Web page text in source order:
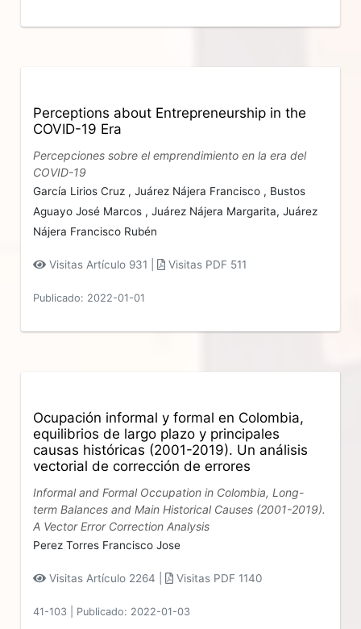
Perceptions about Entrepreneurship in the
COVID-19 Era
Percepciones sobre el emprendimiento en la era del
COVID-19
García Lirios Cruz ,Juárez Nájera Francisco , Bustos
Aguayo José Marcos ,Juárez Nájera Margarita,Juárez
Nájera Francisco Rubén
Visitas Artículo 931 | Visitas PDF 511
Publicado: 2022-01-01
Ocupación informal y formal en Colombia,
equilibrios de largo plazo y principales
causas históricas (2001-2019). Un análisis
vectorial de corrección de errores
Informal and Formal Occupation in Colombia, Long-
term Balances and Main Historical Causes (2001-2019).
A Vector Error Correction Analysis
Perez Torres Francisco Jose
Visitas Artículo 2264 | Visitas PDF 1140
41-103 Publicado: 2022-01-03